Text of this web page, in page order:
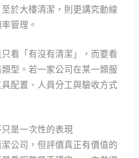
於大樓清潔，則更講究動線
管理。
看「有沒有清潔」，而要看
型。若一家公司在某一類服
配置、人員分工與驗收方式
是一次性的表現
公司，但評價真正有價值的